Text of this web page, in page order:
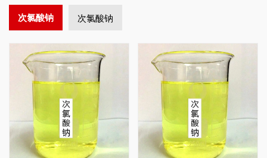
次氯酸钠 次氯酸钠